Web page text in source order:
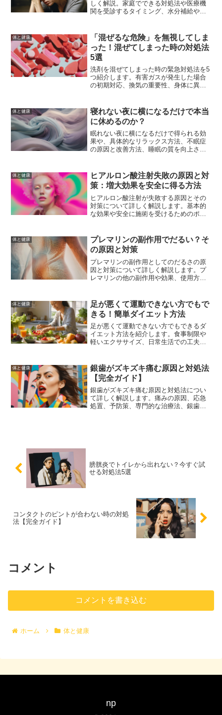
しく解説。家庭でできる対処法や医療機
関を受診するタイミング、水分補給や食
体と健康
「混ぜるな危険」を無視してしま
った！混ぜてしまった時の対処法
5選
洗剤を混ぜてしまった時の緊急対処法を5
つ紹介します。有害ガスが発生した場合
の初期対応、換気の重要性、身体に異常
す。
体と健康
寝れない夜に横になるだけで本当
に休めるのか？
眠れない夜に横になるだけで得られる効
果や、具体的なリラックス方法、不眠症
の原因と改善方法、睡眠の質を向上させ
体と健康
ヒアルロン酸注射失敗の原因と対
策：増大効果を安全に得る方法
ヒアルロン酸注射が失敗する原因とその
対策について詳しく解説します。基本的
な効果や安全に施術を受けるためのポイ
介します。
体と健康
プレマリンの副作用でだるい？そ
の原因と対策
プレマリンの副作用としてのだるさの原
因と対策について詳しく解説します。プ
レマリンの他の副作用や効果、使用方法
グについても説明します。
体と健康
足が悪くて運動できない方でもで
きる！簡単ダイエット方法
足が悪くて運動できない方でもできるダ
イエット方法を紹介します。食事制限や
軽いエクササイズ、日常生活での工夫を
体と健康
銀歯がズキズキ痛む原因と対処法
【完全ガイド】
銀歯がズキズキ痛む原因と対処法につい
て詳しく解説します。痛みの原因、応急
処置、予防策、専門的な治療法、銀歯以
膀胱炎でトイレから出れない？今すぐ試
せる対処法5選
コンタクトのピントが合わない時の対処
法【完全ガイド】
コメント
コメントを書き込む
ホーム 体と健康
np